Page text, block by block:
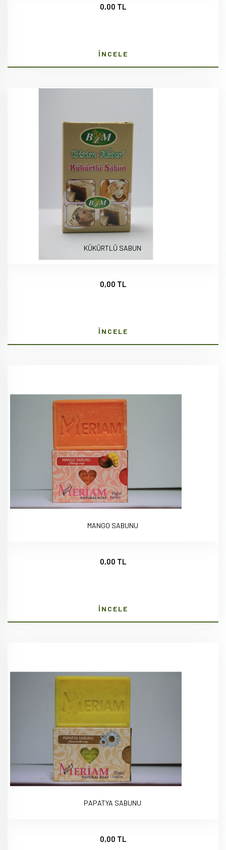
0,00 TL
İNCELE
KÜKÜRTLÜ SABUN
0,00 TL
İNCELE
MANGO SABUNU
0,00 TL
İNCELE
PAPATYA SABUNU
0,00 TL